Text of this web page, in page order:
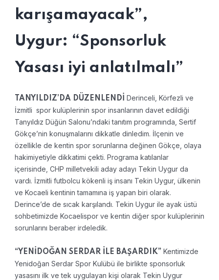
karışamayacak”,
Uygur: “Sponsorluk
Yasası iyi anlatılmalı”
TANYILDIZ’DA DÜZENLENDİ
Derinceli, Körfezli ve
İzmitli spor kulüplerinin spor insanlarının davet edildiği
Tanyıldız Düğün Salonu’ndaki tanıtım programında, Sertif
Gökçe’nin konuşmalarını dikkatle dinledim. İlçenin ve
özellikle de kentin spor sorunlarına değinen Gökçe, olaya
hakimiyetiyle dikkatimi çekti. Programa katılanlar
içerisinde, CHP milletvekili aday adayı Tekin Uygur da
vardı. İzmitli futbolcu kökenli iş insanı Tekin Uygur, ülkenin
ve Kocaeli kentinin tamamına iş yapan biri olarak.
Derince’de de sıcak karşılandı. Tekin Uygur ile ayak üstü
sohbetimizde Kocaelispor ve kentin diğer spor kulüplerinin
sorunlarını beraber irdeledik.
“YENİDOĞAN SERDAR İLE BAŞARDIK” Kentimizde
Yenidoğan Serdar Spor Kulübü ile birlikte sponsorluk
yasasını ilk ve tek uygulayan kişi olarak Tekin Uygur